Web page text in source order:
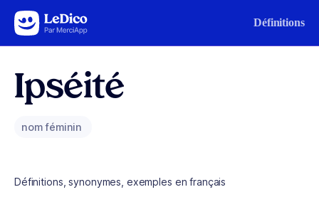
Aller au contenu Définitions
Ipséité
nom féminin
Définitions, synonymes, exemples en français